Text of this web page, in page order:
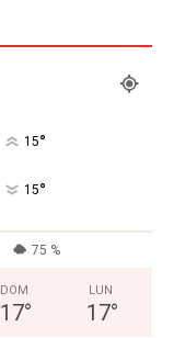
15°
15°
75 %
DOM
17°
LUN
17°